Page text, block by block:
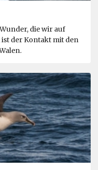
die wir auf
der Kontakt mit den